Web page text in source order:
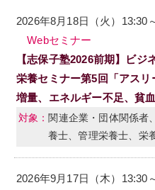
2026年8月18日（火）13:30
Webセミナー
【志保子塾2026前期】ビ
栄養セミナー第5回「アス
増量、エネルギー不足、貧
関連企業・団体関係者
養士、管理栄養士、栄
2026年9月17日（木）13:30